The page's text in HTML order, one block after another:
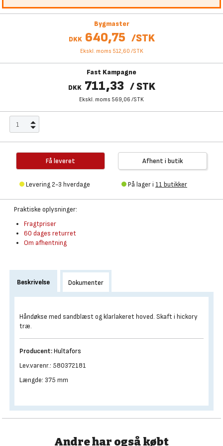
Bygmaster
DKK 640,75 /STK
Ekskl. moms 512,60 /STK
Fast Kampagne
DKK 711,33 / STK
Ekskl. moms 569,06 /STK
Få leveret
Levering 2-3 hverdage
Afhent i butik
På lager i 11 butikker
Praktiske oplysninger:
Fragtpriser
60 dages returret
Om afhentning
Beskrivelse Dokumenter
Håndøkse med sandblæst og klarlakeret hoved. Skaft i hickory
træ.
Producent:Hultafors
Lev.varenr.: 580372181
Længde: 375 mm
Andre har også købt